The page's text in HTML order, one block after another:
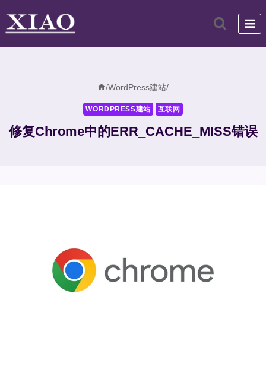
/WordPress建站/
WORDPRESS建站 互联网
修复Chrome中的ERR_CACHE_MISS错误